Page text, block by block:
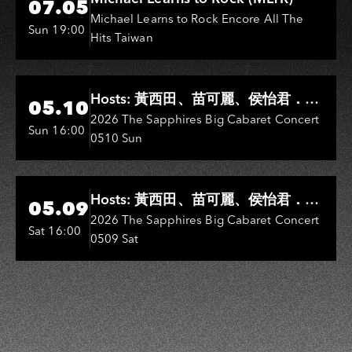
07.05
Sun 19:00
Michael Learns to Rock Encore All The
Hits Taiwan
Hi-Ing Music Hall
05.10
Sun 16:00
Hosts: 黃西田、苗可麗、侯怡君．
Entertainers: 葉啟田、鳥來嬤-吳
敏、王彩樺、王瑞霞、吳淑敏、施文
彬、邵大倫、曹雅雯、陳孟賢、黃露
瑤
2026 The Sapphires Big Cabaret Concert
0510 Sun
Hi-Ing Music Hall
05.09
Sat 16:00
Hosts: 黃西田、苗可麗、侯怡君．
Entertainers: 葉啟田、鳥來嬤-吳
敏、張秀卿、王彩樺、吳淑敏、施文
彬、邵大倫、曹雅雯、陳孟賢、黃露
瑤
2026 The Sapphires Big Cabaret Concert
0509 Sat